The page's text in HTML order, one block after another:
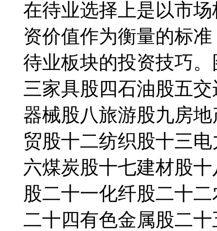
在待业选择上是以市
资价值作为衡量的标
待业板块的投资技巧
三家具股四石油股五
器械股八旅游股九房
贸股十二纺织股十三
六煤炭股十七建材股
股二十一化纤股二十
二十四有色金属股二